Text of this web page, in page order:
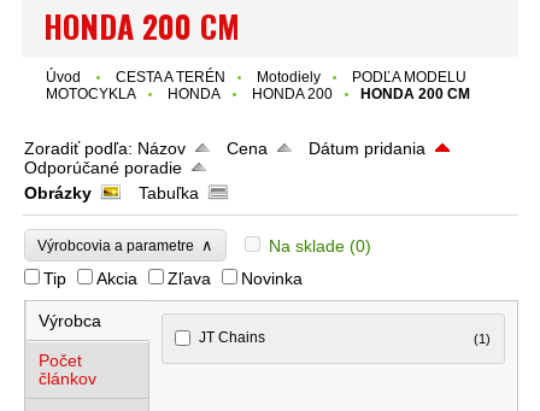
HONDA 200 CM
Úvod CESTA A TERÉN Motodiely
PODĽA MODELU
MOTOCYKLA
HONDA HONDA 200 HONDA 200 CM
Zoradiť podľa: Názov Cena
Dátum pridania
Odporúčané poradie
Obrázky
Tabuľka
Výrobcovia a parametre ∧ Na sklade (0)
Tip
Akcia Zľava Novinka
Výrobca
Počet
článkov
JT Chains (1)